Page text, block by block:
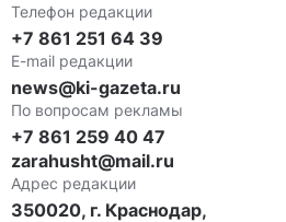
Телефон редакции
+7 861 251 64 39
E-mail редакции
news@ki-gazeta.ru
По вопросам рекламы
+7 861 259 40 47
zarahusht@mail.ru
Адрес редакции
350020, г. Краснодар,